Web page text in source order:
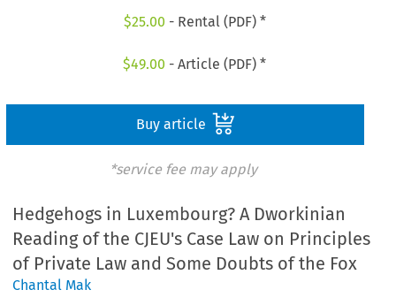
$25.00 - Rental (PDF) *
$49.00 - Article (PDF) *
Buy article
*service fee may apply
Hedgehogs in Luxembourg? A Dworkinian
Reading of the CJEU's Case Law on Principles
of Private Law and Some Doubts of the Fox
Chantal Mak